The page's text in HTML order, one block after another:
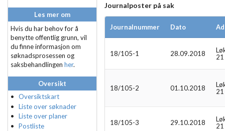
Les mer om
Hvis du har behov for å
benytte offentlig grunn, vil
du finne informasjon om
søknadsprosessen og
saksbehandlingen her.
Oversikt
Oversiktskart
Liste over søknader
Liste over planer
Postliste
Journalposter på sak
Journalnummer Dato
18/105-1 28.09.2018
21
18/105-2 01.10.2018
21
18/105-3 29.10.2018
21